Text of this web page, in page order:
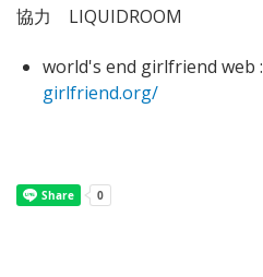
協力 LIQUIDROOM
world's end girlfriend web :
girlfriend.org/